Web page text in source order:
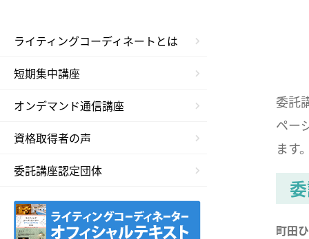
ライティングコーディネートとは
短期集中講座
オンデマンド通信講座
資格取得者の声
委託講座認定団体
委託
ペー
ます
町田